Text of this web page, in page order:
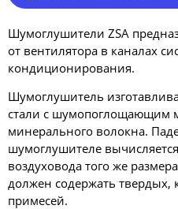
Шумоглушители ZSA
от вентилятора в каналах
кондиционирования.
Шумоглушитель
стали с шумопоглощающим
минерального волокна.
шумоглушителе
воздуховода того же
должен содержать твердых,
примесей.